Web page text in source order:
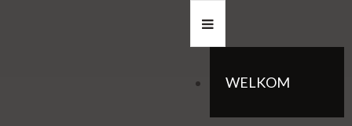
WELKOM